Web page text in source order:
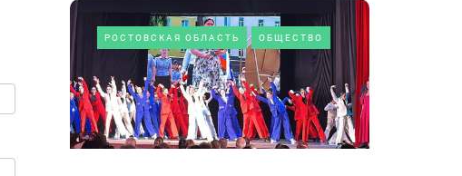
РОСТОВСКАЯ ОБЛАСТЬ ОБЩЕСТВО